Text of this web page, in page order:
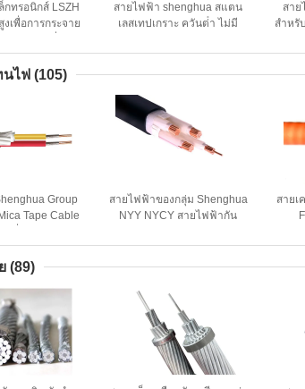
กทรอนิกส์ LSZH
เพื่อการกระจาย
ได้
สายไฟฟ้า shenghua สแตน
เลสเทปเกราะ ควันต่ํา ไม่มี
800mm2 สะอาดต่อสิ่งแวดล้อม
สาย
สำหรั
นไฟ (105)
Group
Tape Cable
คุมควัน
สายไฟฟ้าของกลุ่ม Shenghua
NYY NYCY สายไฟฟ้ากัน
ไฟฟ้าบ้าน
สายเ
(89)